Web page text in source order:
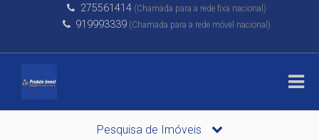
275561414(Chamada para a rede fixa nacional)
919993339 (Chamada para a rede móvel nacional)
Pesquisa de Imóveis